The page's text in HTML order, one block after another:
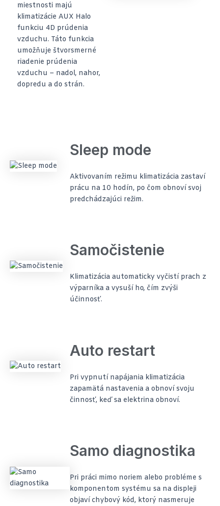
miestnosti majú
klimatizácie AUX Halo
funkciu 4D prúdenia
vzduchu. Táto funkcia
umožňuje štvorsmerné
riadenie prúdenia
vzduchu – nadol, nahor,
dopredu a do strán.
Sleep mode
Aktivovaním režimu klimatizácia zastaví
prácu na 10 hodín, po čom obnoví svoj
predchádzajúci režim.
Samočistenie
Klimatizácia automaticky vyčistí prach z
výparníka a vysuší ho, čím zvýši
účinnosť.
Auto restart
Pri vypnutí napájania klimatizácia
zapamätá nastavenia a obnoví svoju
činnosť, keď sa elektrina obnoví.
Samo diagnostika
Pri práci mimo noriem alebo probléme s
komponentom systému sa na displeji
objaví chybový kód, ktorý nasmeruje